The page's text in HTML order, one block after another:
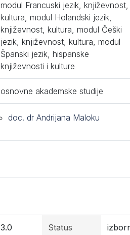
modul Francuski jezik, književnost,
kultura, modul Holandski jezik,
književnost, kultura, modul Češki
jezik, književnost, kultura, modul
Španski jezik, hispanske
književnosti i kulture
osnovne akademske studije
doc. dr Andrijana Maloku
3.0
Status